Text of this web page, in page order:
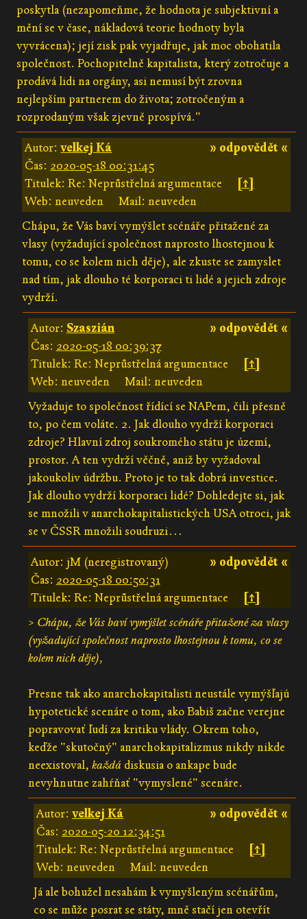
poskytla (nezapomeňme, že hodnota je subjektivní a
mění se v čase, nákladová teorie hodnoty byla
vyvrácena); její zisk pak vyjadřuje, jak moc obohatila
společnost. Pochopitelně kapitalista, který zotročuje a
prodává lidi na orgány, asi nemusí být zrovna
nejlepším partnerem do života; zotročeným a
rozprodaným však zjevně prospívá."
» odpovědět «
Autor:velkej Ká
Čas: 2020-05-18 00:31:45
Titulek: Re: Neprůstřelná argumentace
[↑]
Web: neuveden
Mail: neuveden
Chápu, že Vás baví vymýšlet scénáře přitažené za
vlasy (vyžadující společnost naprosto lhostejnou k
tomu, co se kolem nich děje), ale zkuste se zamyslet
nad tím, jak dlouho té korporaci ti lidé a jejich zdroje
vydrží.
» odpovědět «
Autor: Szaszián
Čas: 2020-05-18 00:39:37
Titulek: Re: Neprůstřelná argumentace
[↑]
Web: neuveden
Mail: neuveden
Vyžaduje to společnost řídící se NAPem, čili přesně
to, po čem voláte. 2. Jak dlouho vydrží korporaci
zdroje? Hlavní zdroj soukromého státu je území,
prostor. A ten vydrží věčně, aniž by vyžadoval
jakoukoliv údržbu. Proto je to tak dobrá investice.
Jak dlouho vydrží korporaci lidé? Dohledejte si, jak
se množili v anarchokapitalistických USA otroci, jak
se v ČSSR množili soudruzi…
» odpovědět «
Autor: jM (neregistrovaný)
Čas: 2020-05-18 00:50:31
Titulek: Re: Neprůstřelná argumentace
[↑]
> Chápu, že Vás baví vymýšlet scénáře přitažené za vlasy
(vyžadující společnost naprosto lhostejnou k tomu, co se
kolem nich děje),
Presne tak ako anarchokapitalisti neustále vymýšľajú
hypotetické scenáre o tom, ako Babiš začne verejne
popravovať ľudí za kritiku vlády. Okrem toho,
keďže "skutočný" anarchokapitalizmus nikdy nikde
neexistoval, každá diskusia o ankape bude
nevyhnutne zahŕňať "vymyslené" scenáre.
» odpovědět «
Autor: velkej Ká
Čas: 2020-05-20 12:34:51
Titulek: Re: Neprůstřelná argumentace
[↑]
Web: neuveden
Mail: neuveden
Já ale bohužel nesahám k vymyšleným scénářům,
co se může posrat se státy, mně stačí jen otevřít